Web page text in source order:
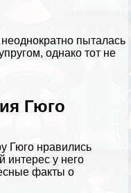
пыталась
однако тот не
Гюго
Гюго нравились
интерес у него
факты о